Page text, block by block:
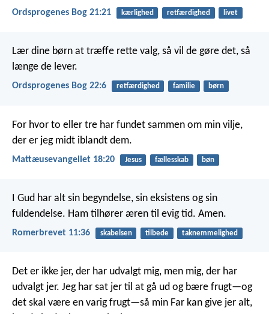
Ordsprogenes Bog 21:21 kærlighed retfærdighed livet
Lær dine børn at træffe rette valg, så vil de gøre det, så
længe de lever.
Ordsprogenes Bog 22:6 retfærdighed familie børn
For hvor to eller tre har fundet sammen om min vilje,
der er jeg midt iblandt dem.
Mattæusevangeliet 18:20 Jesus fællesskab bøn
I Gud har alt sin begyndelse, sin eksistens og sin
fuldendelse. Ham tilhører æren til evig tid. Amen.
Romerbrevet 11:36 skabelsen tilbede taknemmelighed
Det er ikke jer, der har udvalgt mig, men mig, der har
udvalgt jer. Jeg har sat jer til at gå ud og bære frugt—og
det skal være en varig frugt—så min Far kan give jer alt,